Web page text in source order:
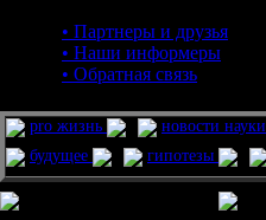
• Партнеры и друзья
• Наши информеры
• Обратная связь
pro жизнь новости науки
будущее
гипотезы